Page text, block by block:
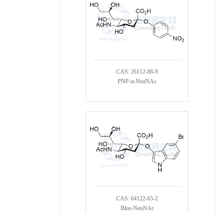
CAS: 26112-88-9
PNP-α-NeuNAc
CAS: 64122-65-2
Blue-NeuNAc